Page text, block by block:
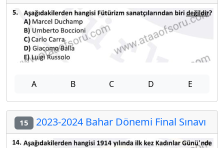
A B C D E
15 2023-2024 Bahar Dönemi Final Sınavı